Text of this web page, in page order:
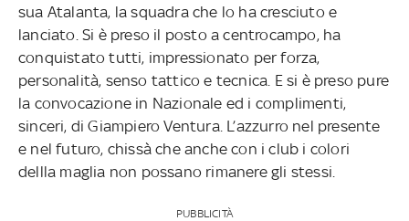
sua Atalanta, la squadra che lo ha cresciuto e
lanciato. Si è preso il posto a centrocampo, ha
conquistato tutti, impressionato per forza,
personalità, senso tattico e tecnica. E si è preso pure
la convocazione in Nazionale ed i complimenti,
sinceri, di Giampiero Ventura. L’azzurro nel presente
e nel futuro, chissà che anche con i club i colori
dellla maglia non possano rimanere gli stessi.
PUBBLICITÀ